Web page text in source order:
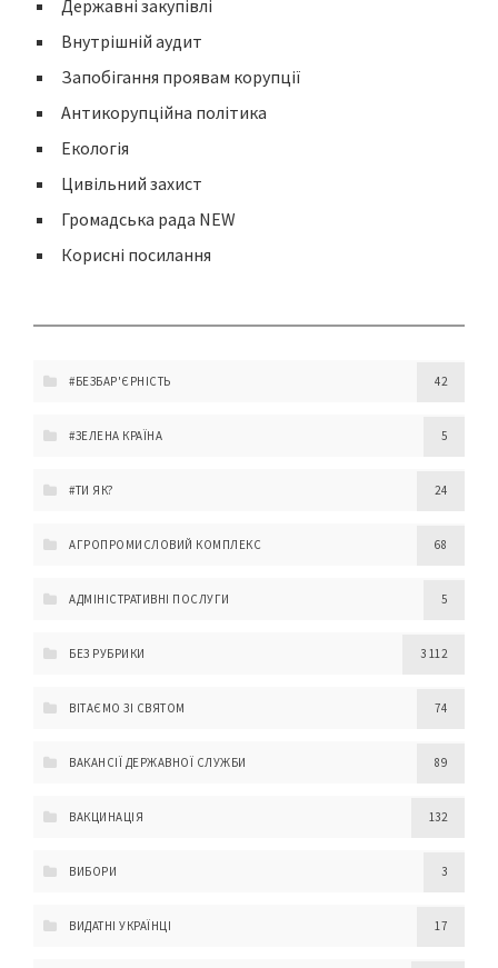
Державні закупівлі
Внутрішній аудит
Запобігання проявам корупції
Антикорупційна політика
Екологія
Цивільний захист
Громадська рада NEW
Корисні посилання
#БЕЗБАР'ЄРНІСТЬ 42
#ЗЕЛЕНА КРАЇНА 5
#ТИ ЯК? 24
АГРОПРОМИСЛОВИЙ КОМПЛЕКС 68
АДМІНІСТРАТИВНІ ПОСЛУГИ 5
БЕЗ РУБРИКИ 3 112
ВІТАЄМО ЗІ СВЯТОМ 74
ВАКАНСІЇ ДЕРЖАВНОЇ СЛУЖБИ 89
ВАКЦИНАЦІЯ 132
ВИБОРИ 3
ВИДАТНІ УКРАЇНЦІ 17